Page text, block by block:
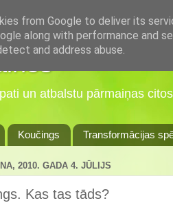
un atbalstu pārmaiņas
Koučings Transformācijas
2010. GADA 4. JŪLIJS
Kas tas tāds?
from Google to deliver its
along with performance and
and address abuse.